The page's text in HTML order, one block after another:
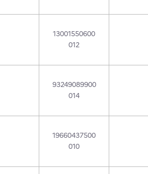
13001550600
012
93249089900
014
19660437500
010